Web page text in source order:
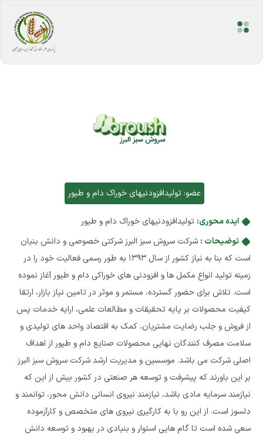
عضو: تولیدافزودنیهای خوراک دام و طیور
ایده محوری: تولیدافزودنیهای خوراک دام و طیور
توضیحات : شرکت سروش سبز البرز شرکتی خصوصی و دانش بنیان
است که بنا به نیاز کشور از سال 1393 به طور رسمی فعالیت خود را در
زمینه تولید انواع مکمل ها و افزودنی های خوراکی دام و طیور آغاز نموده
است. تلاش برای حضور گسترده، مستمر و موثر در تامین نیاز بازار، ارتقا
کیفیت محصولات بر پایه تحقیقات و مطالعات علمی، ارایه خدمات پس
از فروش و جلب رضایت مشتریان، کمک به اقتصاد واحد های تولیدی و
سلامت مصرف کنندگان نهایی محصولات صنایع دام و طیور از اهداف
اصلی شرکت می باشد. موسسین و مدیریت ارشد شرکت سروش سبز البرز
بر این باورند که پیشرفت و توسعه هر صنعتی در کشور بیش از این که
نیازمند سرمایه مادی باشد، نیازمند نیروی انسانی دانش محور، توانمند و
دلسوز است. از این رو با به کارگیری نیروی های متخصص و کارآزموده
سعی شده است تا گام هایی استوار و بنیادی در بهبود و توسعه دانش